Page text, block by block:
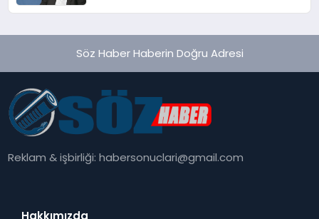
Söz Haber Haberin Doğru Adresi
Reklam & işbirliği:habersonuclari@gmail.com
Hakkımızda